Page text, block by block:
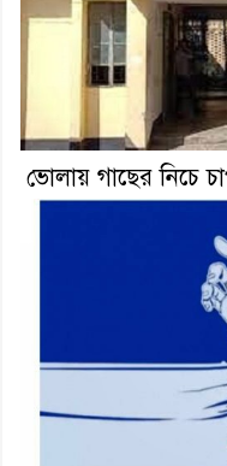
ভোলায় গাছের নিচে